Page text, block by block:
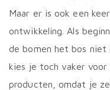
Maar er is ook een
ontwikkeling. Als
de bomen het bos niet
kies je toch vaker
producten, omdat je